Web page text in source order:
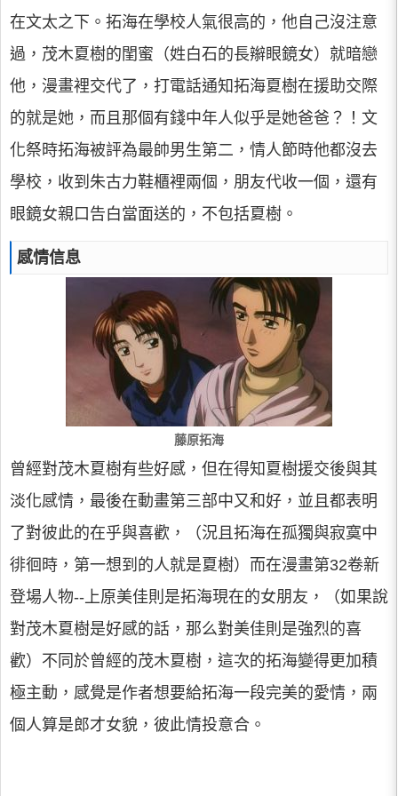
在文太之下。拓海在學校人氣很高的，他自己沒注意
過，茂木夏樹的閨蜜（姓白石的長辮眼鏡女）就暗戀
他，漫畫裡交代了，打電話通知拓海夏樹在援助交際
的就是她，而且那個有錢中年人似乎是她爸爸？！文
化祭時拓海被評為最帥男生第二，情人節時他都沒去
學校，收到朱古力鞋櫃裡兩個，朋友代收一個，還有
眼鏡女親口告白當面送的，不包括夏樹。
感情信息
藤原拓海
曾經對茂木夏樹有些好感，但在得知夏樹援交後與其
淡化感情，最後在動畫第三部中又和好，並且都表明
了對彼此的在乎與喜歡，（況且拓海在孤獨與寂寞中
徘徊時，第一想到的人就是夏樹）而在漫畫第32卷新
登場人物--上原美佳則是拓海現在的女朋友，（如果說
對茂木夏樹是好感的話，那么對美佳則是強烈的喜
歡）不同於曾經的茂木夏樹，這次的拓海變得更加積
極主動，感覺是作者想要給拓海一段完美的愛情，兩
個人算是郎才女貌，彼此情投意合。